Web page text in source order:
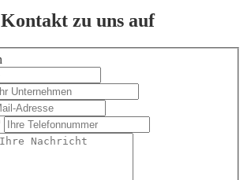
zu uns auf